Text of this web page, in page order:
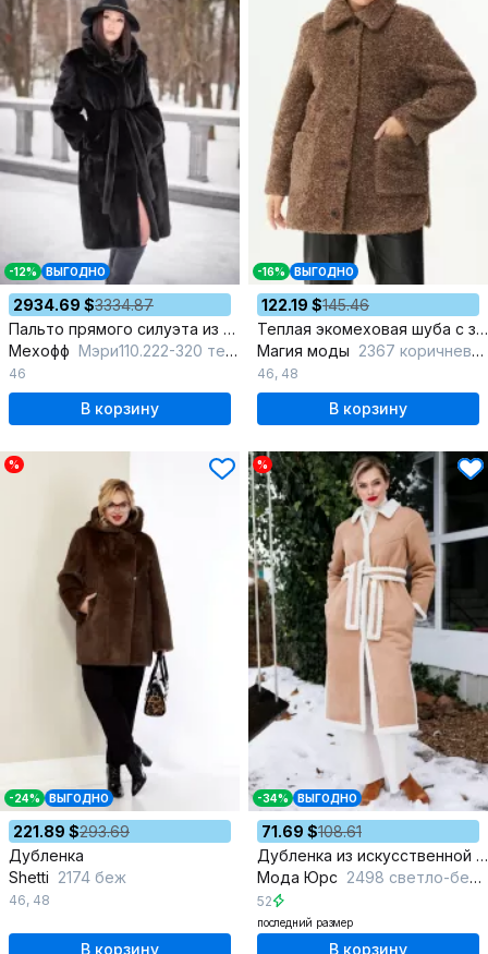
-12% ВЫГОДНО
2934.69 $3334.87
Пальто прямого силуэта из норки с капюшоном и карманами
Мехофф Мэри110.222-320 темно-коричневый
46
В корзину
-16% ВЫГОДНО
122.19 $145.46
Теплая экомеховая шуба с застежкой на пуговицы
Магия моды 2367 коричневый
46, 48
В корзину
%
-24% ВЫГОДНО
221.89 $293.69
Дубленка
Shetti 2174 беж
46, 48
В корзину
%
-34% ВЫГОДНО
71.69 $108.61
Дубленка из искусственной замши с разрезами и поясом
Мода Юрс 2498 светло-бежевый
52
последний размер
В корзину